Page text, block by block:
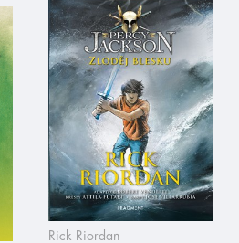
Rick Riordan